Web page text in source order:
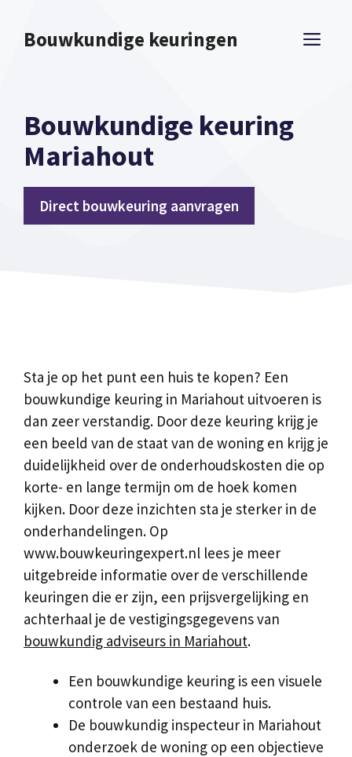
naarBouwkundige keuringen
Bouwkundige keuring
Mariahout
Direct bouwkeuring aanvragen
Sta je op het punt een huis te kopen? Een
bouwkundige keuring in Mariahout uitvoeren is
dan zeer verstandig. Door deze keuring krijg je
een beeld van de staat van de woning en krijg je
duidelijkheid over de onderhoudskosten die op
korte- en lange termijn om de hoek komen
kijken. Door deze inzichten sta je sterker in de
onderhandelingen. Op
www.bouwkeuringexpert.nl lees je meer
uitgebreide informatie over de verschillende
keuringen die er zijn, een prijsvergelijking en
achterhaal je de vestigingsgegevens van
bouwkundig adviseurs in Mariahout.
Een bouwkundige keuring is een visuele
controle van een bestaand huis.
De bouwkundig inspecteur in Mariahout
onderzoek de woning op een objectieve